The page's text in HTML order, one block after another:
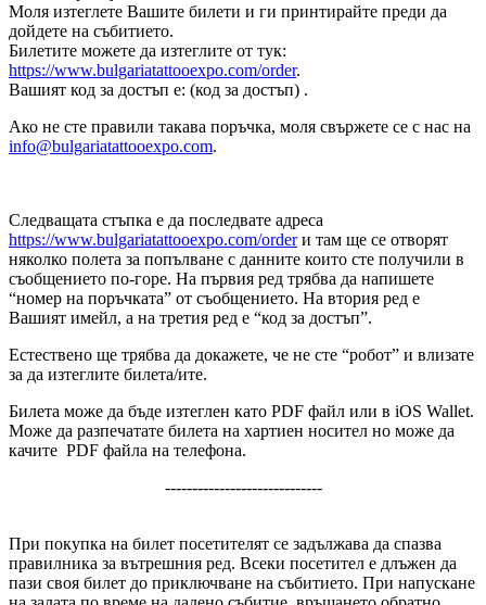
Моля изтеглете Вашите билети и ги принтирайте преди да
дойдете на събитието.
Билетите можете да изтеглите от тук:
https://www.bulgariatattooexpo.com/order.
Вашият код за достъп е: (код за достъп) .
Ако не сте правили такава поръчка, моля свържете се с нас на
info@bulgariatattooexpo.com.
Следващата стъпка е да последвате адреса
https://www.bulgariatattooexpo.com/orderи там ще се отворят
няколко полета за попълване с данните които сте получили в
съобщението по-горе. На първия ред трябва да напишете
“номер на поръчката” от съобщението. На втория ред е
Вашият имейл, а на третия ред е “код за достъп”.
Естествено ще трябва да докажете, че не сте “робот” и влизате
за да изтеглите билета/ите.
Билета може да бъде изтеглен като PDF файл или в iOS Wallet.
Може да разпечатате билета на хартиен носител но може да
качите PDF файла на телефона.
-----------------------------
При покупка на билет посетителят се задължава да спазва
правилника за вътрешния ред. Всеки посетител е длъжен да
пази своя билет до приключване на събитието. При напускане